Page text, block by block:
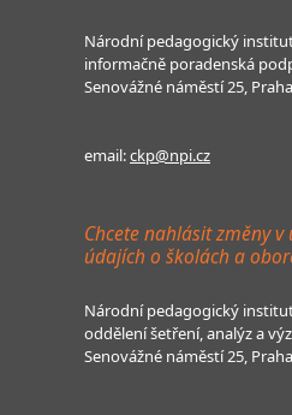
Národní pedagogický
informačně poradenská
Senovážné náměstí 25,
email:ckp@npi.cz
Chcete nahlásit změny v
údajích o školách a
Národní pedagogický
oddělení šetření, analýz a
Senovážné náměstí 25,